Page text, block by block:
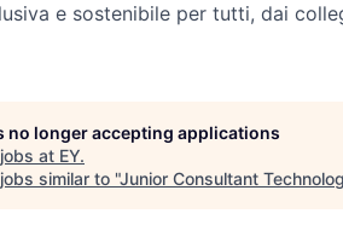
e sostenibile per tutti, dai
no longer accepting applications
at EY.
similar to "Junior Consultant